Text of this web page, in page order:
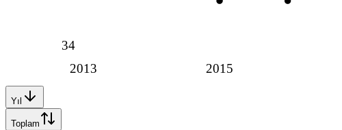
2013 2015
34
Yıl
Toplam